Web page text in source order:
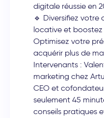
digitale réussie en
🔹 Diversifiez votre
locative et
Optimisez votre
acquérir plus de
Intervenants :
marketing chez
CEO et
seulement 45
conseils pratiques